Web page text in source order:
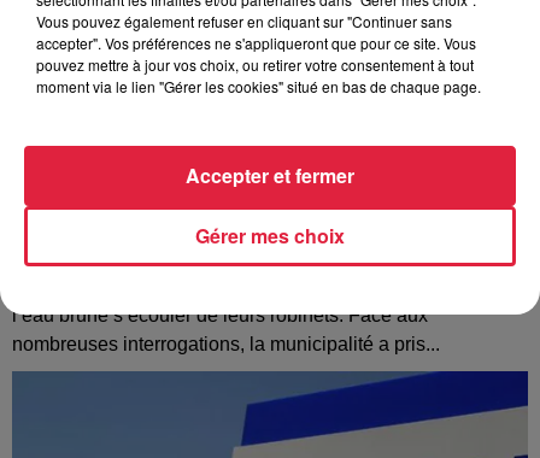
À Hoerdt, de l’eau brune sort des robinets
l’eau brune s’écouler de leurs robinets. Face aux
nombreuses interrogations, la municipalité a pris...
Vous pouvez également refuser en cliquant sur "Continuer sans
accepter". Vos préférences ne s'appliqueront que pour ce site. Vous
pouvez mettre à jour vos choix, ou retirer votre consentement à tout
moment via le lien "Gérer les cookies" situé en bas de chaque page.
Gérer mes choix
Accepter et fermer